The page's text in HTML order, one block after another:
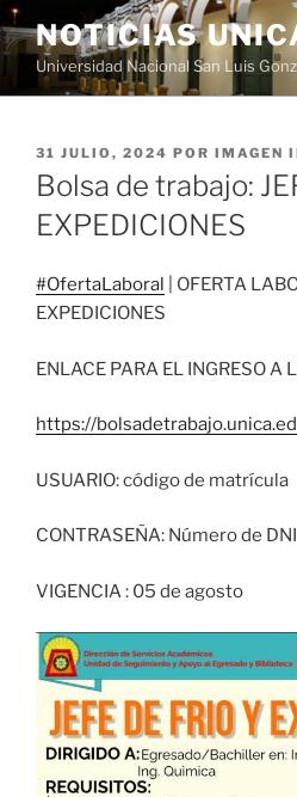
Saltar
al
contenido
NOTICIAS
Universidad Nacional San Luis
PUBLICADO
EL
31 JULIO, 2024 POR IMAGEN
Bolsa de trabajo:
EXPEDICIONES
#OfertaLaboral | OFERTA
EXPEDICIONES
ENLACE PARA EL INGRESO A
https://
USUARIO: código de matrícula
CONTRASEÑA: Número de DNI
VIGENCIA : 05 de agosto